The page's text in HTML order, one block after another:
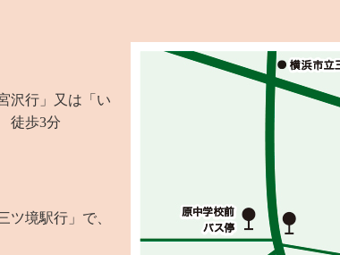
沢行」又は「い
徒歩3分
ツ境駅行」で、